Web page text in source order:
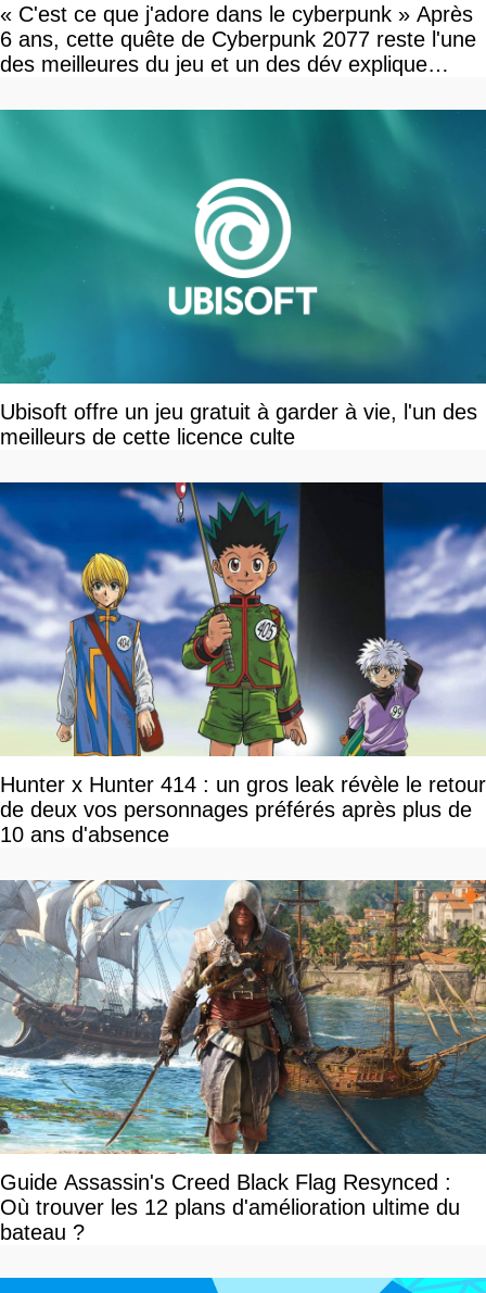
« C'est ce que j'adore dans le cyberpunk » Après
6 ans, cette quête de Cyberpunk 2077 reste l'une
des meilleures du jeu et un des dév explique
Ubisoft offre un jeu gratuit à garder à vie, l'un des
meilleurs de cette licence culte
Hunter x Hunter 414 : un gros leak révèle le retour
de deux vos personnages préférés après plus de
10 ans d'absence
Guide Assassin's Creed Black Flag Resynced :
Où trouver les 12 plans d'amélioration ultime du
bateau ?